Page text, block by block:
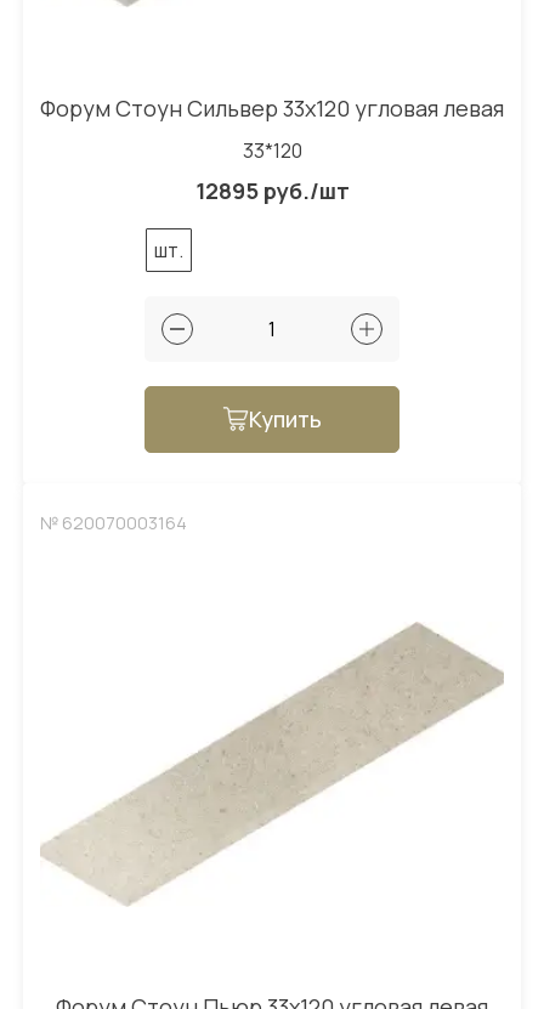
Форум Стоун Сильвер 33x120 угловая левая
33*120
12895 руб./шт
шт.
Купить
№ 620070003164